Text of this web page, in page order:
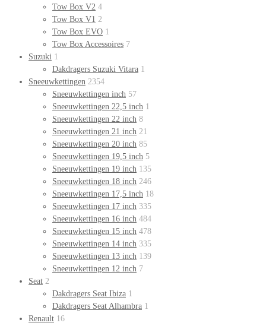
Tow Box V2 4
Tow Box V1 2
Tow Box EVO 1
Tow Box Accessoires 7
Suzuki 1
Dakdragers Suzuki Vitara 1
Sneeuwkettingen 2354
Sneeuwkettingen inch 57
Sneeuwkettingen 22,5 inch 1
Sneeuwkettingen 22 inch 8
Sneeuwkettingen 21 inch 21
Sneeuwkettingen 20 inch 85
Sneeuwkettingen 19,5 inch 5
Sneeuwkettingen 19 inch 135
Sneeuwkettingen 18 inch 246
Sneeuwkettingen 17,5 inch 18
Sneeuwkettingen 17 inch 335
Sneeuwkettingen 16 inch 484
Sneeuwkettingen 15 inch 478
Sneeuwkettingen 14 inch 335
Sneeuwkettingen 13 inch 139
Sneeuwkettingen 12 inch 7
Seat 2
Dakdragers Seat Ibiza 1
Dakdragers Seat Alhambra 1
Renault 16